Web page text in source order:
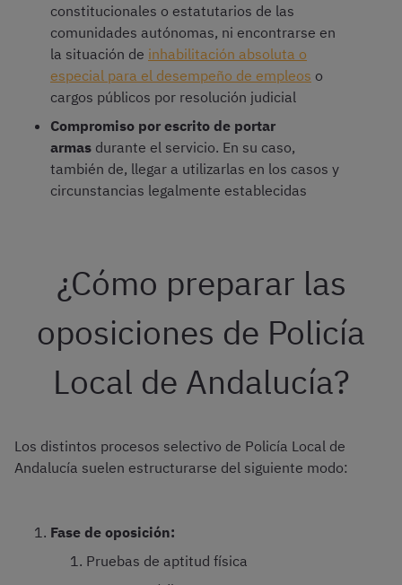
constitucionales o estatutarios de las
comunidades autónomas, ni encontrarse en
la situación de inhabilitación absoluta o
especial para el desempeño de empleos o
cargos públicos por resolución judicial
Compromiso por escrito de portar
armas durante el servicio. En su caso,
también de, llegar a utilizarlas en los casos y
circunstancias legalmente establecidas
¿Cómo preparar las
oposiciones de Policía
Local de Andalucía?
Los distintos procesos selectivo de Policía Local de
Andalucía suelen estructurarse del siguiente modo:
Fase de oposición:
Pruebas de aptitud física